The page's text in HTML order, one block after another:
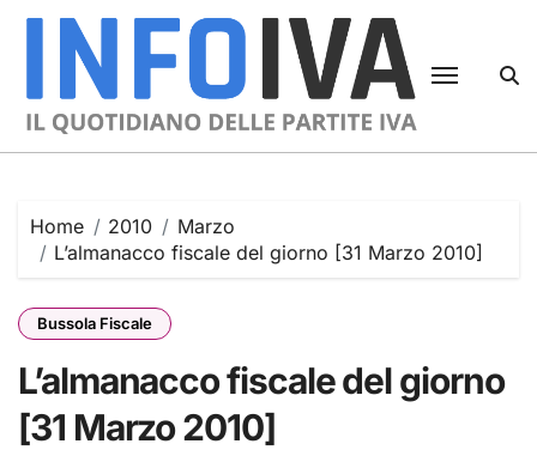
Skip
Home 2010
Marzo
L’almanacco fiscale del giorno [31 Marzo 2010]
Bussola Fiscale
L’almanacco fiscale del giorno
[31 Marzo 2010]